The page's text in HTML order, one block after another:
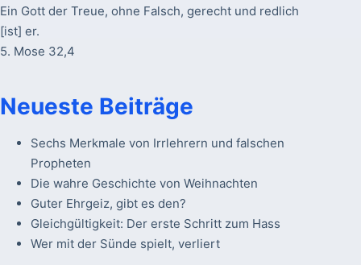
Ein Gott der Treue, ohne Falsch, gerecht und redlich
[ist] er.
5. Mose 32,4
Neueste Beiträge
Sechs Merkmale von Irrlehrern und falschen
Propheten
Die wahre Geschichte von Weihnachten
Guter Ehrgeiz, gibt es den?
Gleichgültigkeit: Der erste Schritt zum Hass
Wer mit der Sünde spielt, verliert